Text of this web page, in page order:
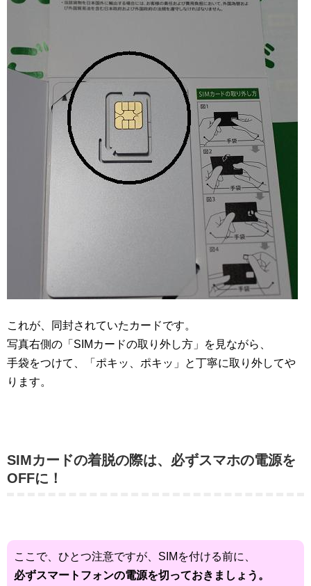
これが、同封されていたカードです。
写真右側の「SIMカードの取り外し方」を見ながら、
手袋をつけて、「ポキッ、ポキッ」と丁寧に取り外してや
ります。
SIMカードの着脱の際は、必ずスマホの電源を
OFFに！
ここで、ひとつ注意ですが、SIMを付ける前に、
必ずスマートフォンの電源を切っておきましょう。